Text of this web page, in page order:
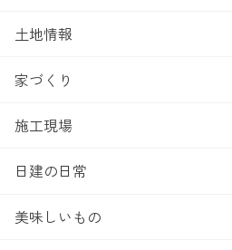
土地情報
家づくり
施工現場
日建の日常
美味しいもの